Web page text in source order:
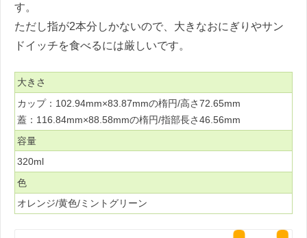
す。
ただし指が2本分しかないので、大きなおにぎりやサン
ドイッチを食べるには厳しいです。
大きさ
カップ：102.94mm×83.87mmの楕円/高さ72.65mm
蓋：116.84mm×88.58mmの楕円/指部長さ46.56mm
容量
320ml
色
オレンジ/黄色/ミントグリーン